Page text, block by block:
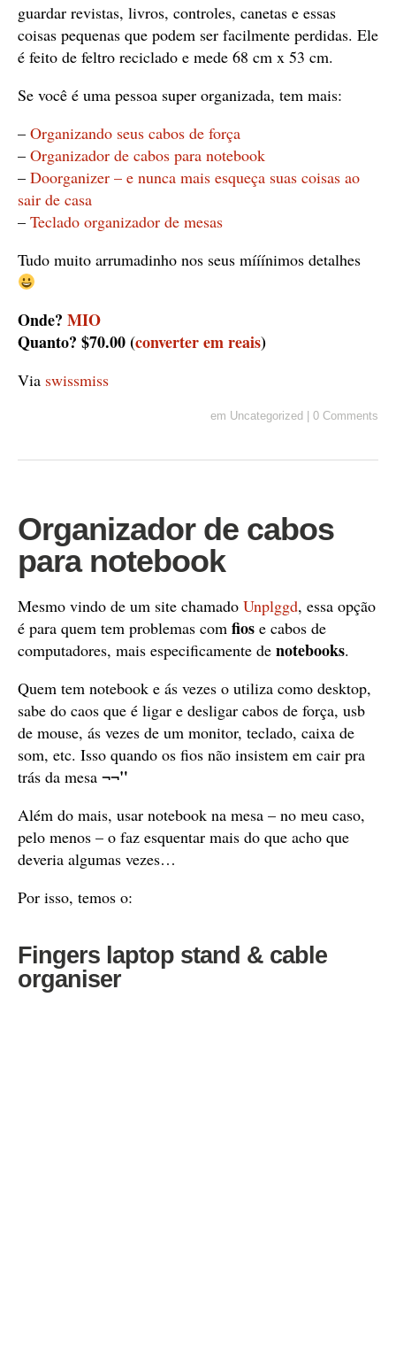
guardar revistas, livros, controles, canetas e essas
coisas pequenas que podem ser facilmente perdidas. Ele
é feito de feltro reciclado e mede 68 cm x 53 cm.
Se você é uma pessoa super organizada, tem mais:
– Organizando seus cabos de força
– Organizador de cabos para notebook
– Doorganizer – e nunca mais esqueça suas coisas ao
sair de casa
– Teclado organizador de mesas
Tudo muito arrumadinho nos seus mííínimos detalhes
Onde? MIO
Quanto? $70.00 (converter em reais)
Via swissmiss
em Uncategorized 0 Comments
Organizador de cabos
para notebook
Mesmo vindo de um site chamado Unplggd, essa opção
é para quem tem problemas com fios e cabos de
computadores, mais especificamente de notebooks.
Quem tem notebook e ás vezes o utiliza como desktop,
sabe do caos que é ligar e desligar cabos de força, usb
de mouse, ás vezes de um monitor, teclado, caixa de
som, etc. Isso quando os fios não insistem em cair pra
trás da mesa ¬¬"
Além do mais, usar notebook na mesa – no meu caso,
pelo menos – o faz esquentar mais do que acho que
deveria algumas vezes…
Por isso, temos o:
Fingers laptop stand & cable
organiser